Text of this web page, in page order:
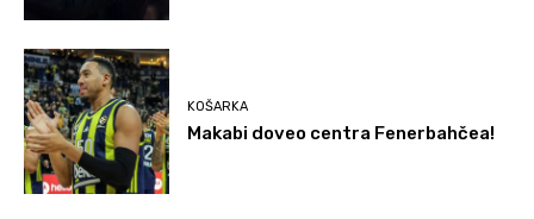
KOŠARKA
Makabi doveo centra Fenerbahčea!